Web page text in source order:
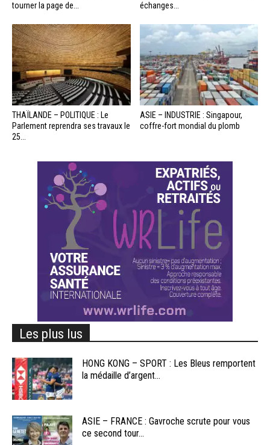
tourner la page de...
échanges...
THAÏLANDE – POLITIQUE : Le
Parlement reprendra ses travaux le
25...
ASIE – INDUSTRIE : Singapour,
coffre-fort mondial du plomb
Les plus lus
HONG KONG – SPORT : Les Bleus remportent
la médaille d’argent...
ASIE – FRANCE : Gavroche scrute pour vous
ce second tour...